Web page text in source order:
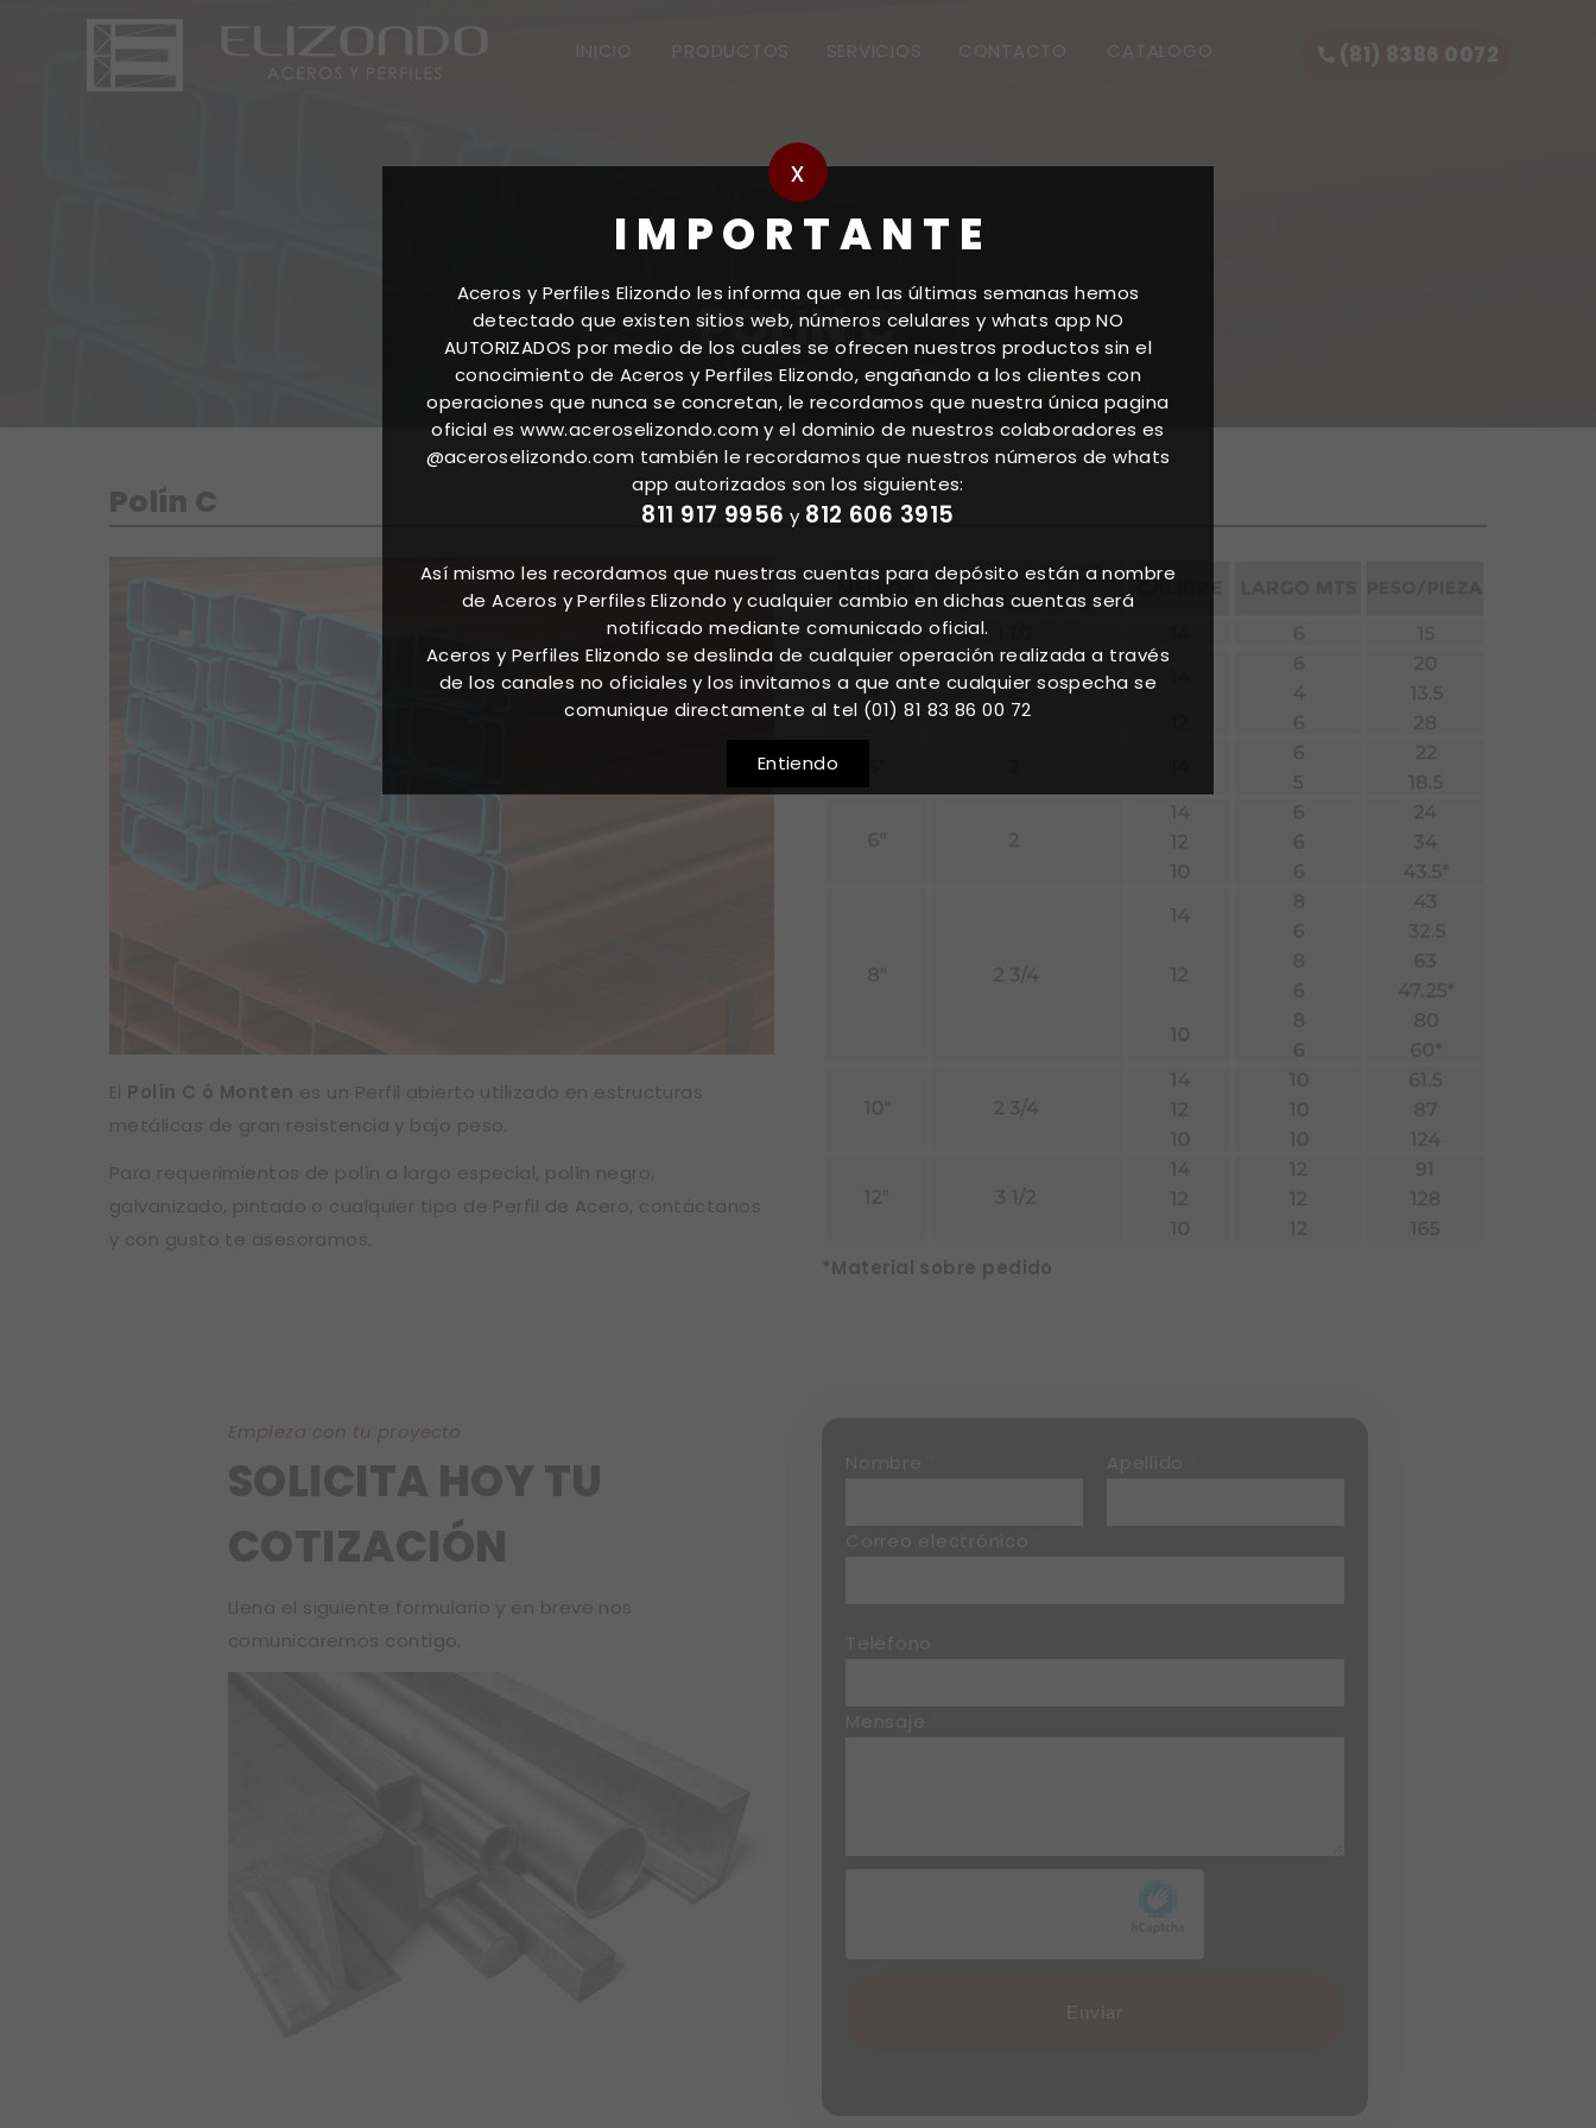
(81) 8386 0072
POLÍN C
Inicio Polín C
Polín C
El Polín C ó Monten es un Perfil abierto utilizado en estructuras
metálicas de gran resistencia y bajo peso.
Para requerimientos de polín a largo especial, polín negro,
galvanizado, pintado o cualquier tipo de Perfil de Acero, contáctanos
y con gusto te asesoramos.
*Material sobre pedido
Empieza con tu proyecto
SOLICITA HOY TU
COTIZACIÓN
Llena el siguiente formulario y en breve nos
comunicaremos contigo.
x
I M P O R T A N T E
Aceros y Perfiles Elizondo les informa que en las últimas semanas hemos
detectado que existen sitios web, números celulares y whats app NO
AUTORIZADOS por medio de los cuales se ofrecen nuestros productos sin el
conocimiento de Aceros y Perfiles Elizondo, engañando a los clientes con
operaciones que nunca se concretan, le recordamos que nuestra única pagina
oficial es www.aceroselizondo.com y el dominio de nuestros colaboradores es
@aceroselizondo.com también le recordamos que nuestros números de whats
app autorizados son los siguientes:
811 917 9956 y 812 606 3915
Así mismo les recordamos que nuestras cuentas para depósito están a nombre
de Aceros y Perfiles Elizondo y cualquier cambio en dichas cuentas será
notificado mediante comunicado oficial.
Aceros y Perfiles Elizondo se deslinda de cualquier operación realizada a través
de los canales no oficiales y los invitamos a que ante cualquier sospecha se
comunique directamente al tel (01) 81 83 86 00 72
Entiendo